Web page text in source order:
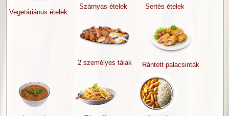
Vegetáriánus ételek
Szárnyas ételek Sertés ételek
2 személyes tálak Rántott palacsinták